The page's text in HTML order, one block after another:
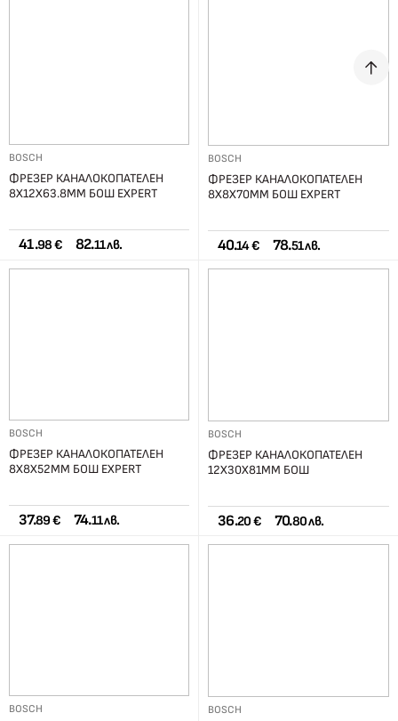
BOSCH
ФРЕЗЕР КАНАЛОКОПАТЕЛЕН
8Х12Х63.8ММ БОШ EXPERT
41.98 € 82.11 лв.
BOSCH
ФРЕЗЕР КАНАЛОКОПАТЕЛЕН
8Х8Х70ММ БОШ EXPERT
40.14 € 78.51 лв.
BOSCH
ФРЕЗЕР КАНАЛОКОПАТЕЛЕН
8Х8Х52ММ БОШ EXPERT
37.89 € 74.11 лв.
BOSCH
ФРЕЗЕР КАНАЛОКОПАТЕЛЕН
12Х30Х81ММ БОШ
36.20 € 70.80 лв.
BOSCH BOSCH